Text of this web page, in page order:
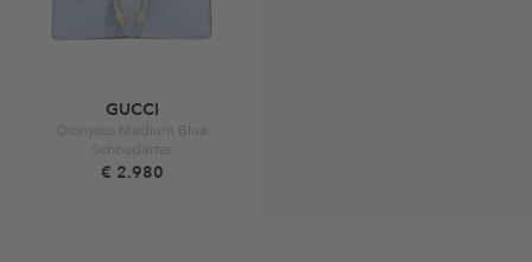
GUCCI
Dionysus Medium Blue
Schoudertas
€ 2.980